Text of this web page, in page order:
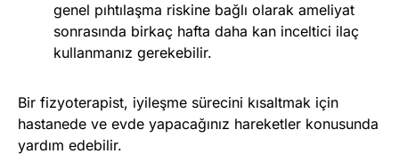
genel pıhtılaşma riskine bağlı olarak ameliyat
sonrasında birkaç hafta daha kan inceltici ilaç
kullanmanız gerekebilir.
Bir fizyoterapist, iyileşme sürecini kısaltmak için
hastanede ve evde yapacağınız hareketler konusunda
yardım edebilir.